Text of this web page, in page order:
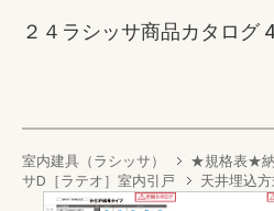
２４ラシッサ商品カタログ
室内建具（ラシッサ） ★規格表★納
サD［ラテオ］室内引戸
天井埋込